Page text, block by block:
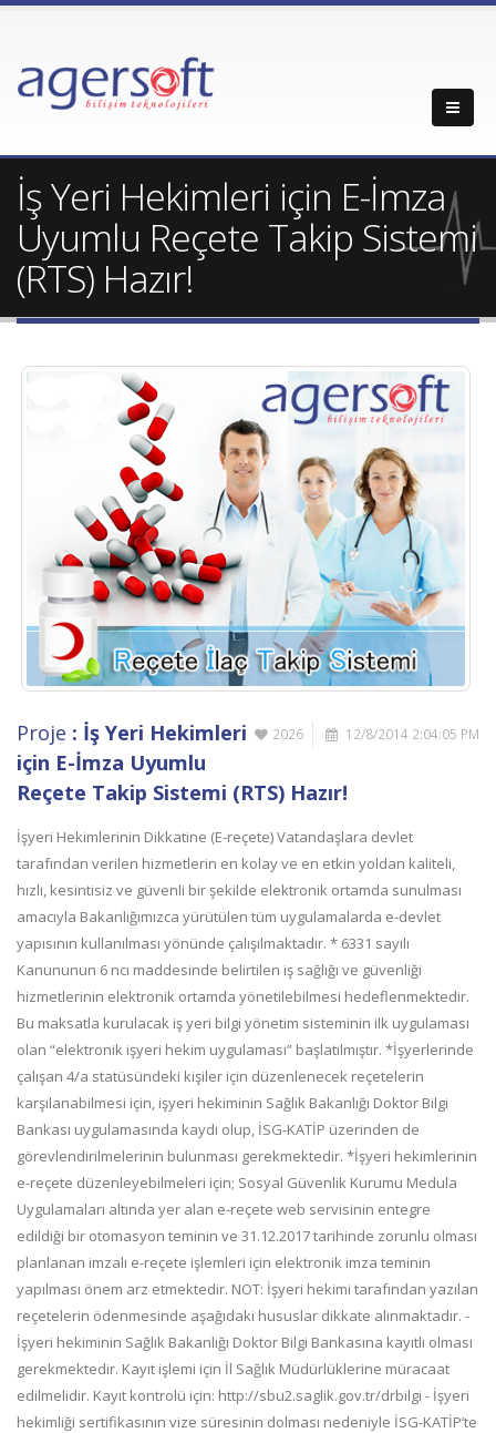
İş Yeri Hekimleri için E-İmza
Uyumlu Reçete Takip Sistemi
(RTS) Hazır!
2026 12/8/2014 2:04:05 PM
Proje : İş Yeri Hekimleri
için E-İmza Uyumlu
Reçete Takip Sistemi (RTS) Hazır!
İşyeri Hekimlerinin Dikkatine (E-reçete) Vatandaşlara devlet
tarafından verilen hizmetlerin en kolay ve en etkin yoldan kaliteli,
hızlı, kesintisiz ve güvenli bir şekilde elektronik ortamda sunulması
amacıyla Bakanlığımızca yürütülen tüm uygulamalarda e-devlet
yapısının kullanılması yönünde çalışılmaktadır. * 6331 sayılı
Kanununun 6 ncı maddesinde belirtilen iş sağlığı ve güvenliği
hizmetlerinin elektronik ortamda yönetilebilmesi hedeflenmektedir.
Bu maksatla kurulacak iş yeri bilgi yönetim sisteminin ilk uygulaması
olan “elektronik işyeri hekim uygulaması” başlatılmıştır. *İşyerlerinde
çalışan 4/a statüsündeki kişiler için düzenlenecek reçetelerin
karşılanabilmesi için, işyeri hekiminin Sağlık Bakanlığı Doktor Bilgi
Bankası uygulamasında kaydı olup, İSG-KATİP üzerinden de
görevlendirilmelerinin bulunması gerekmektedir. *İşyeri hekimlerinin
e-reçete düzenleyebilmeleri için; Sosyal Güvenlik Kurumu Medula
Uygulamaları altında yer alan e-reçete web servisinin entegre
edildiği bir otomasyon teminin ve 31.12.2017 tarihinde zorunlu olması
planlanan imzalı e-reçete işlemleri için elektronik imza teminin
yapılması önem arz etmektedir. NOT: İşyeri hekimi tarafından yazılan
reçetelerin ödenmesinde aşağıdaki hususlar dikkate alınmaktadır. -
İşyeri hekiminin Sağlık Bakanlığı Doktor Bilgi Bankasına kayıtlı olması
gerekmektedir. Kayıt işlemi için İl Sağlık Müdürlüklerine müracaat
edilmelidir. Kayıt kontrolü için: http://sbu2.saglik.gov.tr/drbilgi - İşyeri
hekimliği sertifikasının vize süresinin dolması nedeniyle İSG-KATİP’te